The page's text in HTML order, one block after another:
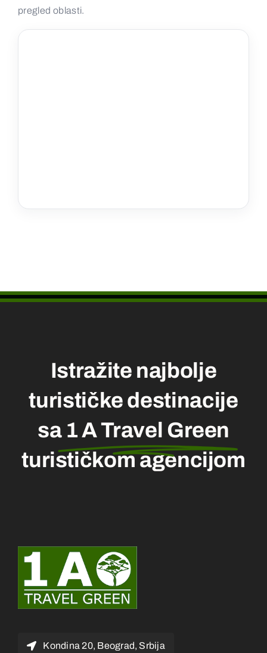
pregled oblasti.
Istražite najbolje
turističke destinacije
sa 1 A Travel Green
turističkom agencijom
Kondina 20, Beograd, Srbija